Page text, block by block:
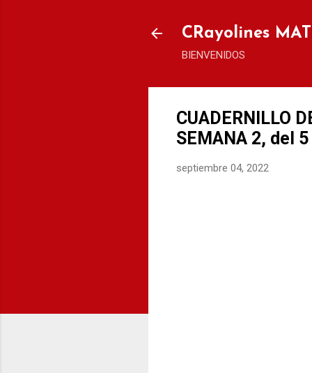
CRayolines
BIENVENIDOS
CUADERNILLO
SEMANA 2, del
septiembre 04, 2022